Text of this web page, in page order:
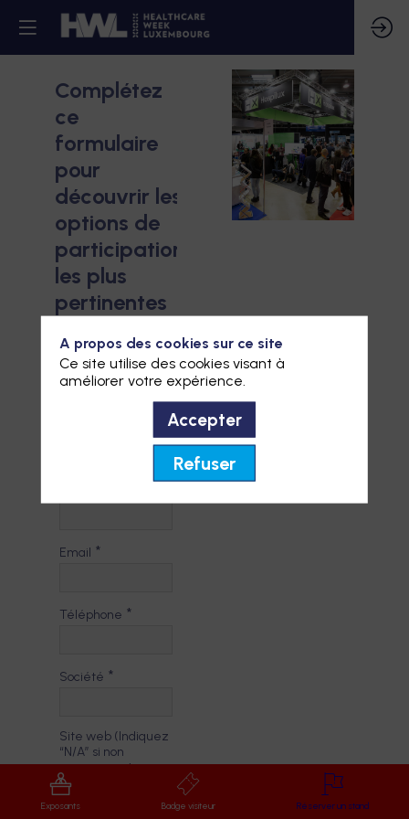
Complétez
ce
formulaire
pour
découvrir les
options de
participation
les plus
pertinentes
Prénom *
Email *
Téléphone *
Société *
Site web (Indiquez
“N/A” si non
applicable)
*
Exposants Badge visiteur Réserver un stand
A propos des cookies sur ce site
Ce site utilise des cookies visant à
améliorer votre expérience.
Accepter
Refuser